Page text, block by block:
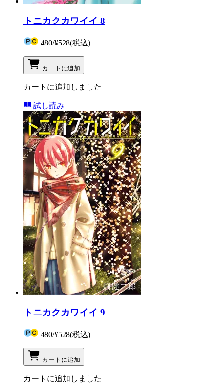
トニカクカワイイ 8
480/¥528(税込)
カートに追加
カートに追加しました
試し読み
トニカクカワイイ 9
480/¥528(税込)
カートに追加
カートに追加しました